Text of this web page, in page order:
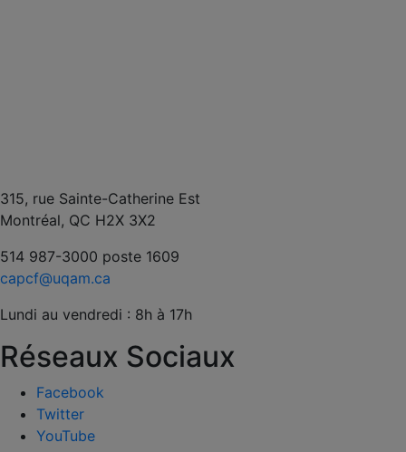
315, rue Sainte-Catherine Est
Montréal, QC H2X 3X2
514 987-3000 poste 1609
capcf@uqam.ca
Lundi au vendredi : 8h à 17h
Réseaux Sociaux
Facebook
Twitter
YouTube